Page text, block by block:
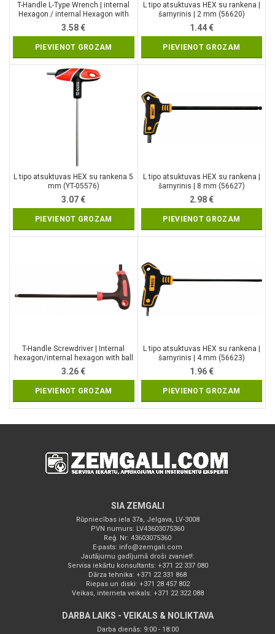
T-Handle L-Type Wrench | internal
Hexagon / internal Hexagon with
Ball Head | 7 mm (7882-7)
3.58€
PIEVIENOT GROZAM
L tipo atsuktuvas HEX su rankena |
šarnyrinis | 2 mm (56620)
1.44€
PIEVIENOT GROZAM
L tipo atsuktuvas HEX su rankena 5
mm (YT-05576)
3.07€
PIEVIENOT GROZAM
L tipo atsuktuvas HEX su rankena |
šarnyrinis | 8 mm (56627)
2.98€
PIEVIENOT GROZAM
T-Handle Screwdriver | Internal
hexagon/internal hexagon with ball
point | 5 mm (7882-5)
3.26€
PIEVIENOT GROZAM
L tipo atsuktuvas HEX su rankena |
šarnyrinis | 4 mm (56623)
1.96€
PIEVIENOT GROZAM
SIA ZEMGALI
Rūpniecības iela 37a, Jelgava, LV-3008
PVN numurs: LV43603075360
Reģ. Nr: 43603075360
E-pasts: info@zemgali.com
Jautājumu gadījumā droši zvaniet!:
Servisa iekārtu konsultants: +371 22 337 080
Dārza tehnika: +371 22 331 868
Riepas un diski: +371 28 457 802
Veikas, interneta veikals: +371 22 322 088
DARBA LAIKS - VEIKALS & NOLIKTAVA
Darba dienās: 9:00 - 18:00